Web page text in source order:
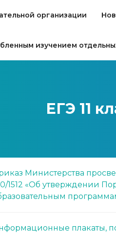
организации
изучением
ЕГЭ 11
Министерства
1512 «Об утверждении
плакаты,